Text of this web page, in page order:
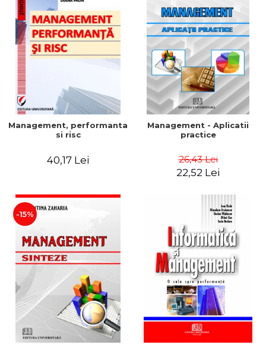
Management, performanta
si risc
40,17 Lei
Management - Aplicatii
practice
26,43 Lei
22,52 Lei
-15%